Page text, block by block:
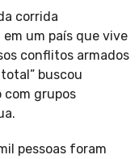
corrida
um país que vive
conflitos armados
buscou
com grupos
pessoas foram